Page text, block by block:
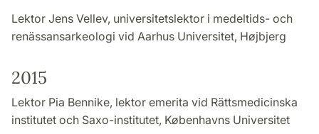
Lektor Jens Vellev, universitetslektor i medeltids- och
renässansarkeologi vid Aarhus Universitet, Højbjerg
2015
Lektor Pia Bennike, lektor emerita vid Rättsmedicinska
institutet och Saxo-institutet, Københavns Universitet